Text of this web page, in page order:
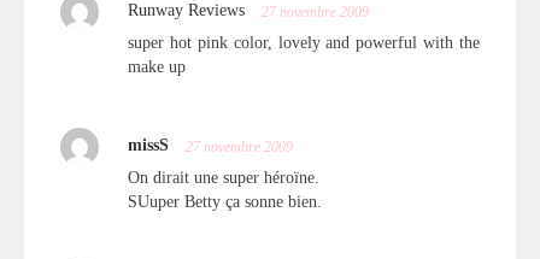
Runway Reviews 27 novembre 2009
super hot pink color, lovely and powerful with the
make up
missS 27 novembre 2009
On dirait une super héroïne.
SUuper Betty ça sonne bien.